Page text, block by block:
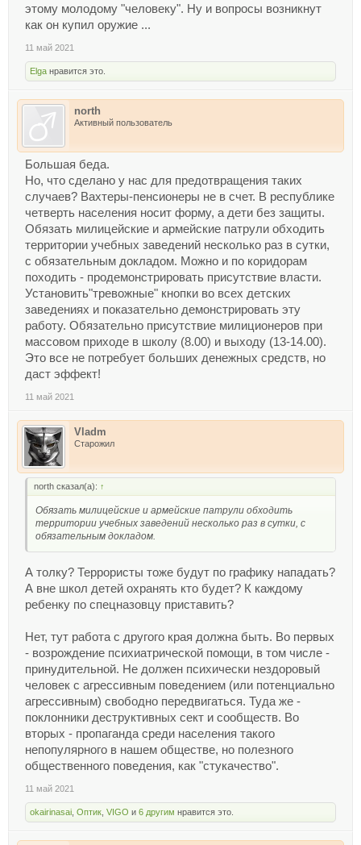
этому молодому "человеку". Ну и вопросы возникнут
как он купил оружие ...
11 май 2021
Elga нравится это.
north
Активный пользователь
Большая беда.
Но, что сделано у нас для предотвращения таких
случаев? Вахтеры-пенсионеры не в счет. В республике
четверть населения носит форму, а дети без защиты.
Обязать милицейские и армейские патрули обходить
территории учебных заведений несколько раз в сутки,
с обязательным докладом. Можно и по коридорам
походить - продемонстрировать присутствие власти.
Установить"тревожные" кнопки во всех детских
заведениях и показательно демонстрировать эту
работу. Обязательно присутствие милиционеров при
массовом приходе в школу (8.00) и выходу (13-14.00).
Это все не потребует больших денежных средств, но
даст эффект!
11 май 2021
Vladm
Старожил
north сказал(а): ↑
Обязать милицейские и армейские патрули обходить
территории учебных заведений несколько раз в сутки, с
обязательным докладом.
А толку? Террористы тоже будут по графику нападать?
А вне школ детей охранять кто будет? К каждому
ребенку по спецназовцу приставить?
Нет, тут работа с другого края должна быть. Во первых
- возрождение психиатрической помощи, в том числе -
принудительной. Не должен психически нездоровый
человек с агрессивным поведением (или потенциально
агрессивным) свободно передвигаться. Туда же -
поклонники деструктивных сект и сообществ. Во
вторых - пропаганда среди населения такого
непопулярного в нашем обществе, но полезного
общественного поведения, как "стукачество".
11 май 2021
okairinasai Оптик VIGO и 6 другим нравится это.